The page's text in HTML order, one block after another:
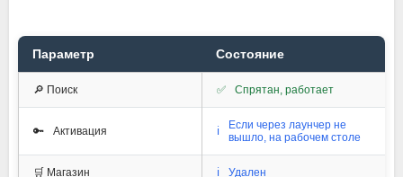
Параметр Состояние
🔎 Поиск ✅ Спрятан, работает
🔑 Активация ℹ️
Если через лаунчер не
вышло, на рабочем столе
🛒 Магазин ℹ️ Удален